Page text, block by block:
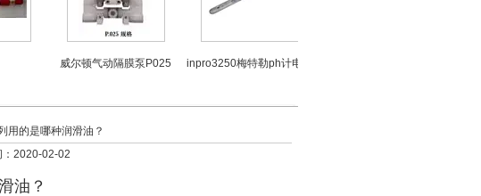
威尔顿气动隔膜泵P025 inpro3250梅特勒ph计电极
用的是哪种润滑油？
：2020-02-02
油？